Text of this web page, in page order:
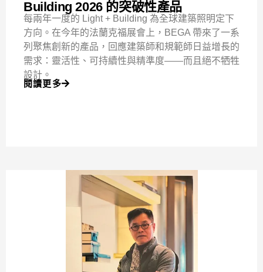
Building 2026 的突破性產品
每兩年一度的 Light + Building 為全球建築照明定下
方向。在今年的法蘭克福展會上，BEGA 帶來了一系
列聚焦創新的產品，回應建築師和規範師日益增長的
需求：靈活性、可持續性與精準度——而且絕不牺牲
設計。
閱讀更多